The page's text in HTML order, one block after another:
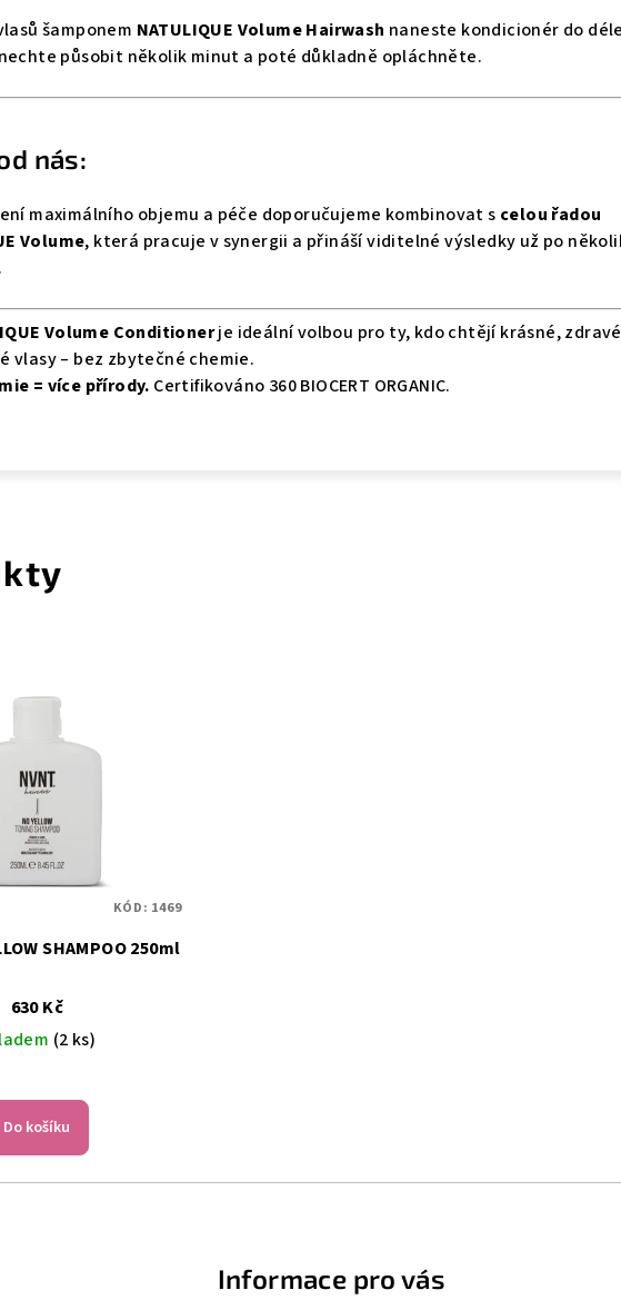
šamponem NATULIQUE Volume Hairwash naneste kondicionér do
působit několik minut a poté důkladně opláchněte.
nás:
maximálního objemu a péče doporučujeme kombinovat s celou řadou
Volume, která pracuje v synergii a přináší viditelné výsledky už po
Volume Conditionerje ideální volbou pro ty, kdo chtějí krásné,
vlasy – bez zbytečné chemie.
= více přírody. Certifikováno 360 BIOCERT ORGANIC.
YELLOW SHAMPOO 250ml
630 Kč
(2 ks)
Do košíku
KÓD: 1469
Informace pro vás